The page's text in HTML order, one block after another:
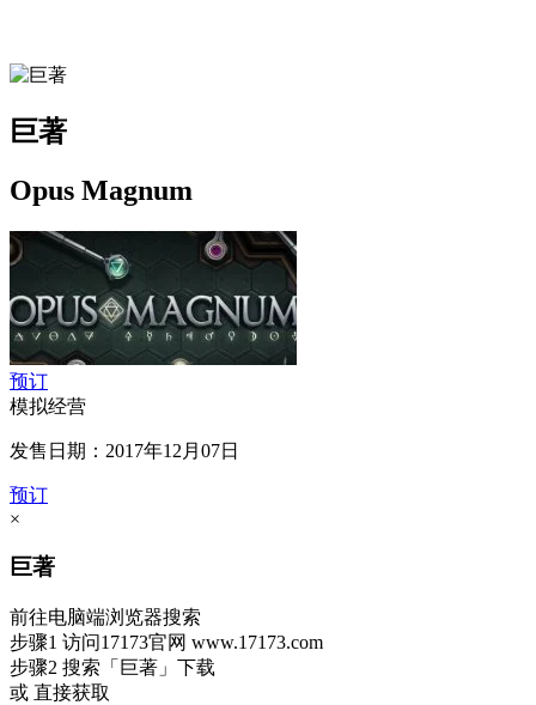
巨著
Opus Magnum
预订
模拟经营
发售日期：2017年12月07日
预订
×
巨著
前往电脑端浏览器搜索
步骤1 访问17173官网 www.17173.com
步骤2 搜索 「巨著」 下载
或 直接获取